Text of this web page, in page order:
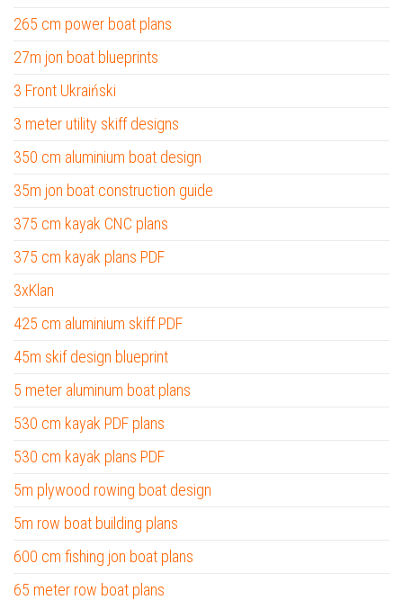
265 cm power boat plans
27m jon boat blueprints
3 Front Ukraiński
3 meter utility skiff designs
350 cm aluminium boat design
35m jon boat construction guide
375 cm kayak CNC plans
375 cm kayak plans PDF
3xKlan
425 cm aluminium skiff PDF
45m skif design blueprint
5 meter aluminum boat plans
530 cm kayak PDF plans
530 cm kayak plans PDF
5m plywood rowing boat design
5m row boat building plans
600 cm fishing jon boat plans
65 meter row boat plans